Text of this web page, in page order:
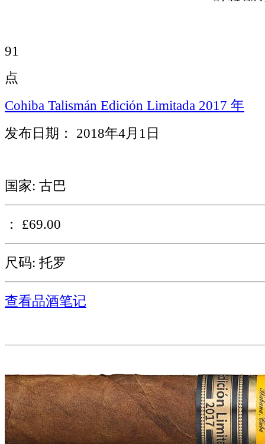
91
点
Cohiba Talismán Edición Limitada 2017 年
发布日期： 2018年4月1日
国家: 古巴
： £69.00
尺码: 托罗
查看品酒笔记